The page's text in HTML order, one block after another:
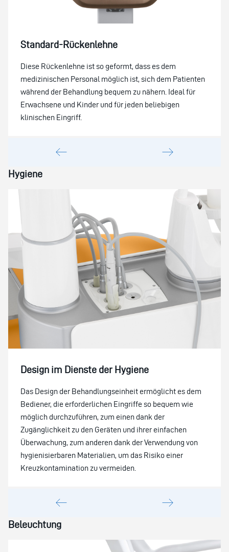
Standard-Rückenlehne
Diese Rückenlehne ist so geformt, dass es dem
medizinischen Personal möglich ist, sich dem Patienten
während der Behandlung bequem zu nähern. Ideal für
Erwachsene und Kinder und für jeden beliebigen
klinischen Eingriff.
Hygiene
Design im Dienste der Hygiene
Das Design der Behandlungseinheit ermöglicht es dem
Bediener, die erforderlichen Eingriffe so bequem wie
möglich durchzuführen, zum einen dank der
Zugänglichkeit zu den Geräten und ihrer einfachen
Überwachung, zum anderen dank der Verwendung von
hygienisierbaren Materialien, um das Risiko einer
Kreuzkontamination zu vermeiden.
Beleuchtung